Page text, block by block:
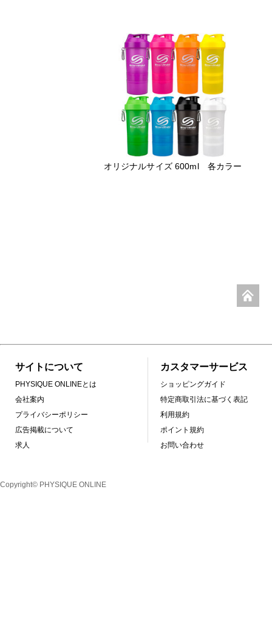
オリジナルサイズ 600ml 各カラー
サイトについて
PHYSIQUE ONLINEとは
会社案内
プライバシーポリシー
広告掲載について
求人
カスタマーサービス
ショッピングガイド
特定商取引法に基づく表記
利用規約
ポイント規約
お問い合わせ
Copyright© PHYSIQUE ONLINE